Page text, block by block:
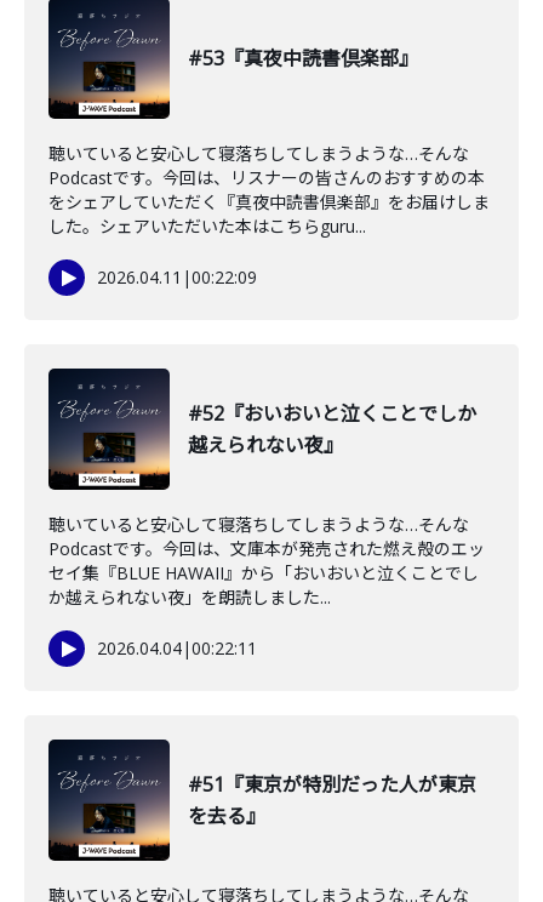
#53『真夜中読書倶楽部』
聴いていると安心して寝落ちしてしまうような…そんな
Podcastです。今回は、リスナーの皆さんのおすすめの本
をシェアしていただく『真夜中読書倶楽部』をお届けしま
した。シェアいただいた本はこちらguru...
2026.04.11 |00:22:09
#52『おいおいと泣くことでしか
越えられない夜』
聴いていると安心して寝落ちしてしまうような…そんな
Podcastです。今回は、文庫本が発売された燃え殻のエッ
セイ集『BLUE HAWAII』から「おいおいと泣くことでし
か越えられない夜」を朗読しました...
2026.04.04|00:22:11
#51『東京が特別だった人が東京
を去る』
聴いていると安心して寝落ちしてしまうような…そんな